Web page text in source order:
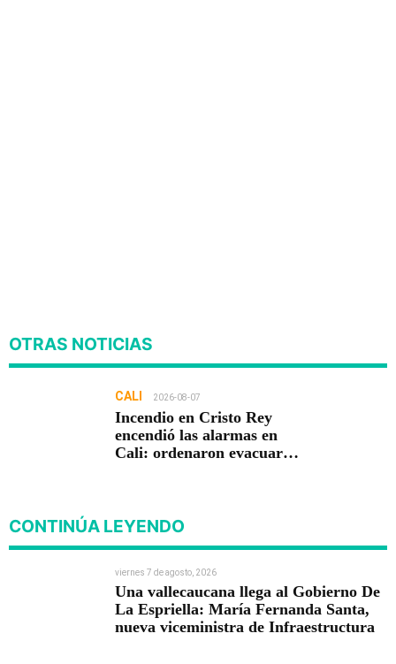
OTRAS NOTICIAS
CALI 2026-08-07
Incendio en Cristo Rey
encendió las alarmas en
Cali: ordenaron evacuar
CONTINÚA LEYENDO
viernes 7 de agosto, 2026
Una vallecaucana llega al Gobierno De
La Espriella: María Fernanda Santa,
nueva viceministra de Infraestructura